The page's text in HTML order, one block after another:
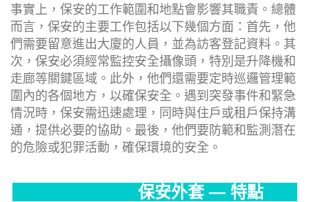
事實上，保安的工作範圍和地點會影響其職責。總體
而言，保安的主要工作包括以下幾個方面：首先，他
們需要留意進出大廈的人員，並為訪客登記資料。其
次，保安必須經常監控安全攝像頭，特別是升降機和
走廊等關鍵區域。此外，他們還需要定時巡邏管理範
圍內的各個地方，以確保安全。遇到突發事件和緊急
情況時，保安需迅速處理，同時與住戶或租戶保持溝
通，提供必要的協助。最後，他們要防範和監測潛在
的危險或犯罪活動，確保環境的安全。
保安外套 — 特點